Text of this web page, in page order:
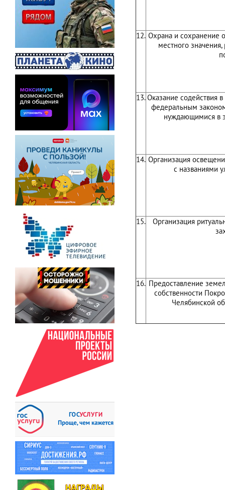
12. Охрана и сохранение
местного
13.Оказание содействия
федеральным
нуждающимися в
14. Организация
с названиями
15.
Организация
16. Предоставление
собственности
Челябинской